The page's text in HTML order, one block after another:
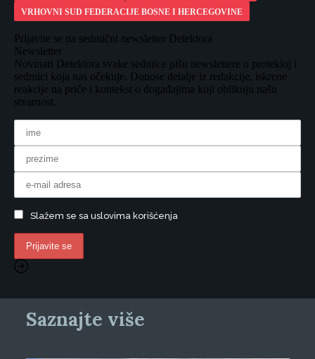
VRHOVNI SUD FEDERACIJE BOSNE I HERCEGOVINE
Prijavite se na sedmični newsletter Detektora
Newsletter
Novinari Detektora svake sedmice pišu newslettere o protekloj i
sedmici koja nas očekuje. Donose detalje iz redakcije, iskrene
reakcije na priče i kontekst o događajima koji oblikuju našu
stvarnost.
Slažem se sa uslovima korišćenja
Saznajte više